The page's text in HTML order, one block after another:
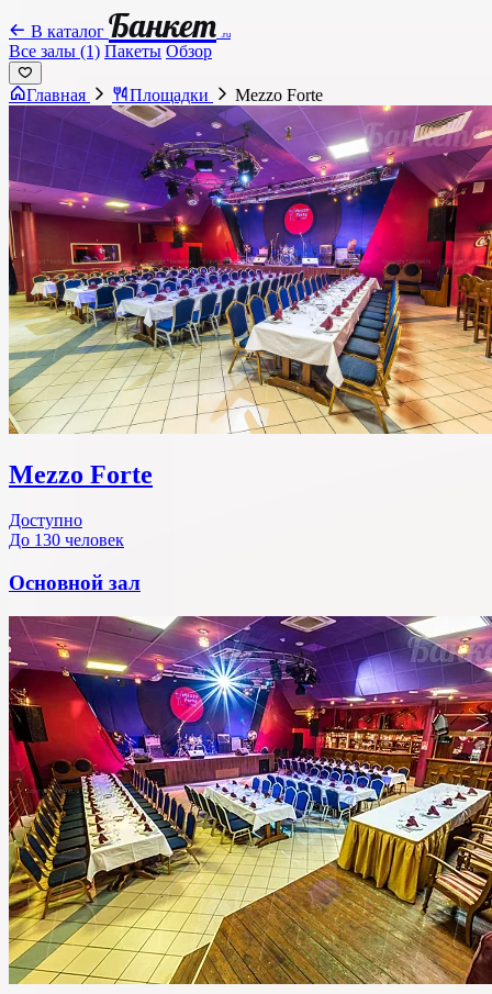
В каталог Банкет .ru
Все залы (1) Пакеты Обзор
Главная Площадки Mezzo Forte
Mezzo Forte
Доступно
До 130 человек
Основной зал